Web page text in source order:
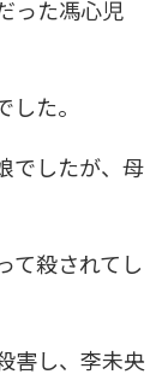
った馮心児
た。
でしたが、母
て殺されてし
害し、李未央